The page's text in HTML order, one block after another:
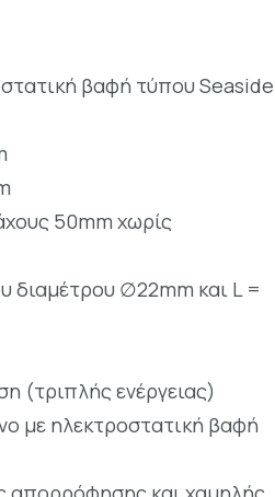
βαφή τύπου Seaside
50mm χωρίς
διαμέτρου ∅22mm και L =
(τριπλής ενέργειας)
με ηλεκτροστατική βαφή